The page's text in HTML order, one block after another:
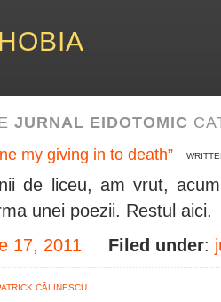
JURNAL EIDOTOMIC
my giving in to death”
de liceu, am vrut,
unei poezii. Restul aici.
17, 2011 Filed under:
CĂLINESCU